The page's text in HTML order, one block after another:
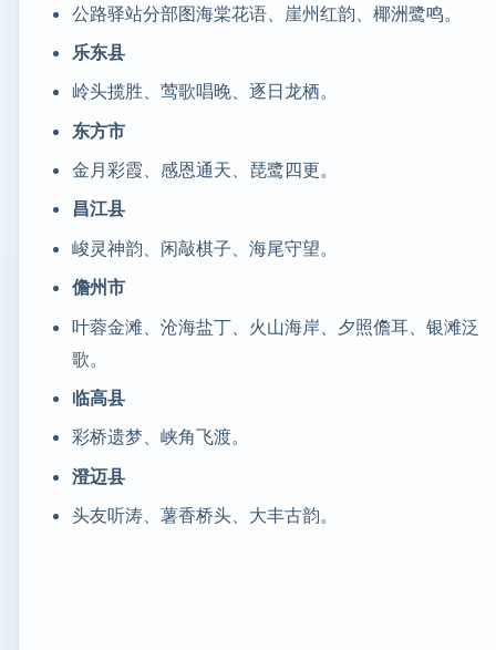
公路驿站分部图海棠花语、崖州红韵、椰洲鹭鸣。
乐东县
岭头揽胜、莺歌唱晚、逐日龙栖。
东方市
金月彩霞、感恩通天、琵鹭四更。
昌江县
峻灵神韵、闲敲棋子、海尾守望。
儋州市
叶蓉金滩、沧海盐丁、火山海岸、夕照儋耳、银滩泛
歌。
临高县
彩桥遗梦、峡角飞渡。
澄迈县
头友听涛、薯香桥头、大丰古韵。